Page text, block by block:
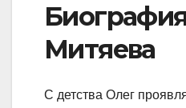
Митяева
C детства Олег